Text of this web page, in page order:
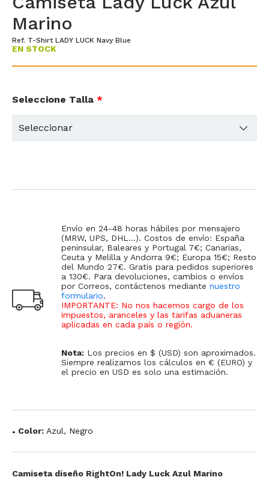
Marino
Ref. T-Shirt LADY LUCK Navy Blue
EN STOCK
Seleccione Talla *
Envío en 24-48 horas hábiles por mensajero
(MRW, UPS, DHL...). Costos de envío: España
peninsular, Baleares y Portugal 7€; Canarias,
Ceuta y Melilla y Andorra 9€; Europa 15€; Resto
del Mundo 27€. Gratis para pedidos superiores
a 130€. Para devoluciones, cambios o envíos
por Correos, contáctenos mediante nuestro
formulario.
IMPORTANTE: No nos hacemos cargo de los
impuestos, aranceles y las tarifas aduaneras
aplicadas en cada país o región.
Nota: Los precios en $ (USD) son aproximados.
Siempre realizamos los cálculos en € (EURO) y
el precio en USD es solo una estimación.
Color: Azul, Negro
Camiseta diseño RightOn! Lady Luck Azul Marino